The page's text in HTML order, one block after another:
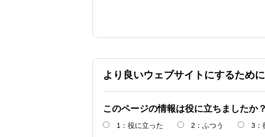
より良いウェブサイトにするため
このページの情報は役に立ちましたか？
1：役に立った 2：ふつう 3：